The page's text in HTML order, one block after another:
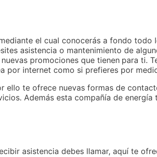
el cual conocerás a fondo
asistencia o mantenimiento de
promociones que tienen para ti.
por internet como si prefieres por
ello te ofrece nuevas formas de
Además esta compañía de
asistencia debes llamar, aquí te